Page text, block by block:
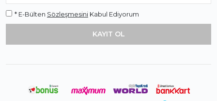
* E-Bülten Sözleşmesini Kabul Ediyorum